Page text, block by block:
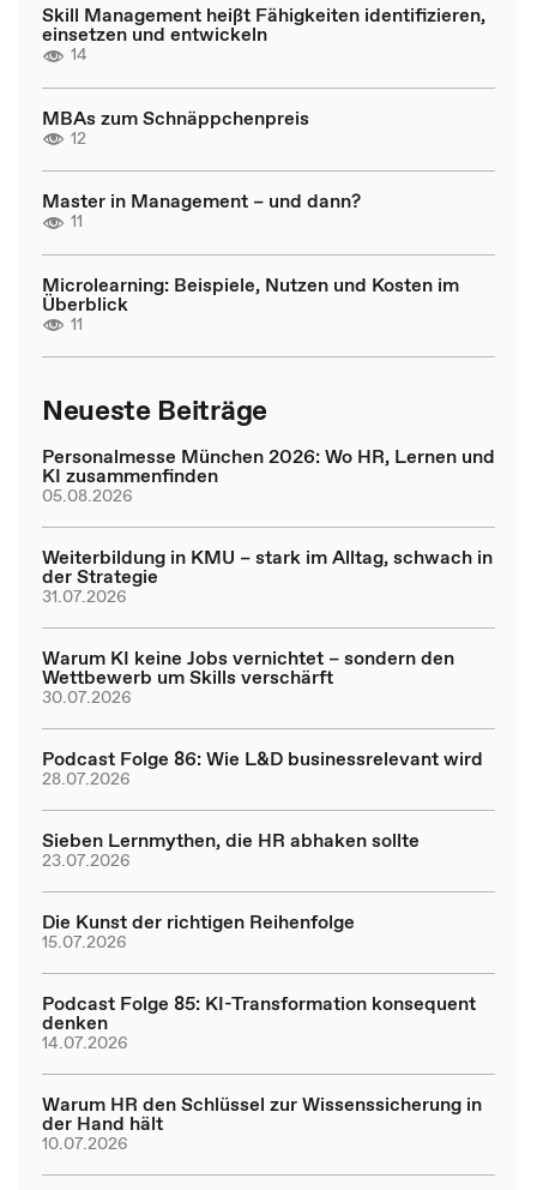
Skill Management heißt Fähigkeiten identifizieren,
einsetzen und entwickeln
14
MBAs zum Schnäppchenpreis
12
Master in Management – und dann?
11
Microlearning: Beispiele, Nutzen und Kosten im
Überblick
11
Neueste Beiträge
Personalmesse München 2026: Wo HR, Lernen und
KI zusammenfinden
05.08.2026
Weiterbildung in KMU – stark im Alltag, schwach in
der Strategie
31.07.2026
Warum KI keine Jobs vernichtet – sondern den
Wettbewerb um Skills verschärft
30.07.2026
Podcast Folge 86: Wie L&D businessrelevant wird
28.07.2026
Sieben Lernmythen, die HR abhaken sollte
23.07.2026
Die Kunst der richtigen Reihenfolge
15.07.2026
Podcast Folge 85: KI-Transformation konsequent
denken
14.07.2026
Warum HR den Schlüssel zur Wissenssicherung in
der Hand hält
10.07.2026